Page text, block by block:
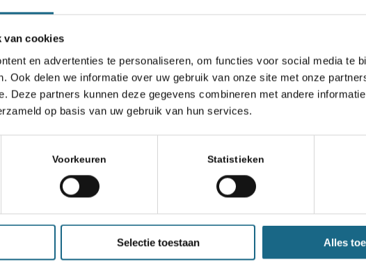
van cookies
en advertenties te personaliseren, om functies voor social media te
Ook delen we informatie over uw gebruik van onze site met onze
Deze partners kunnen deze gegevens combineren met andere
op basis van uw gebruik van hun services.
Voorkeuren Statistieken
Selectie toestaan Alles
D in Rijswijk
en de actie #chessconnectsus